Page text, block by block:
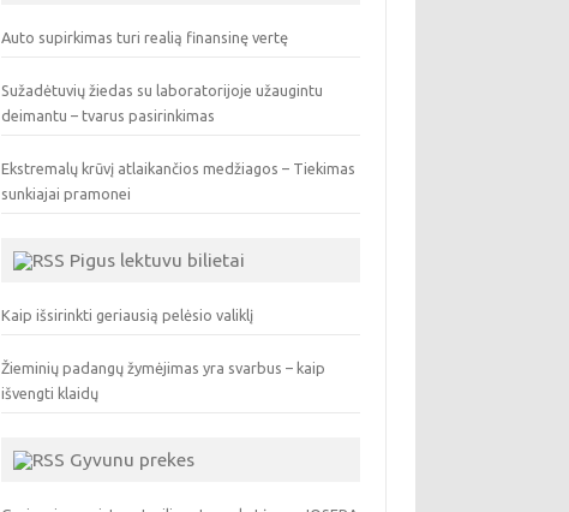
Auto supirkimas turi realią finansinę vertę
Sužadėtuvių žiedas su laboratorijoje užaugintu
deimantu – tvarus pasirinkimas
Ekstremalų krūvį atlaikančios medžiagos – Tiekimas
sunkiajai pramonei
Pigus lektuvu bilietai
Kaip išsirinkti geriausią pelėsio valiklį
Žieminių padangų žymėjimas yra svarbus – kaip
išvengti klaidų
Gyvunu prekes